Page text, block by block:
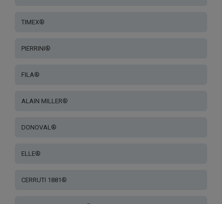
TIMEX®
PIERRINI®
FILA®
ALAIN MILLER®
DONOVAL®
ELLE®
CERRUTI 1881®